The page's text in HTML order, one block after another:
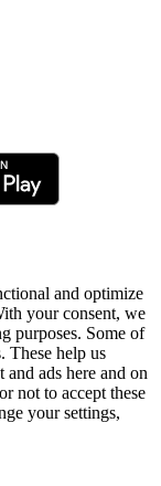
and optimize
your consent, we
purposes. Some of
These help us
ads here and on
not to accept these
your settings,